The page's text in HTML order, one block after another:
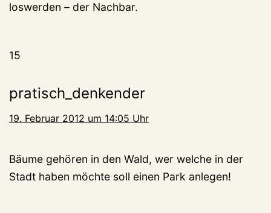
loswerden – der Nachbar.
15
pratisch_denkender
19. Februar 2012 um 14:05 Uhr
Bäume gehören in den Wald, wer welche in der
Stadt haben möchte soll einen Park anlegen!